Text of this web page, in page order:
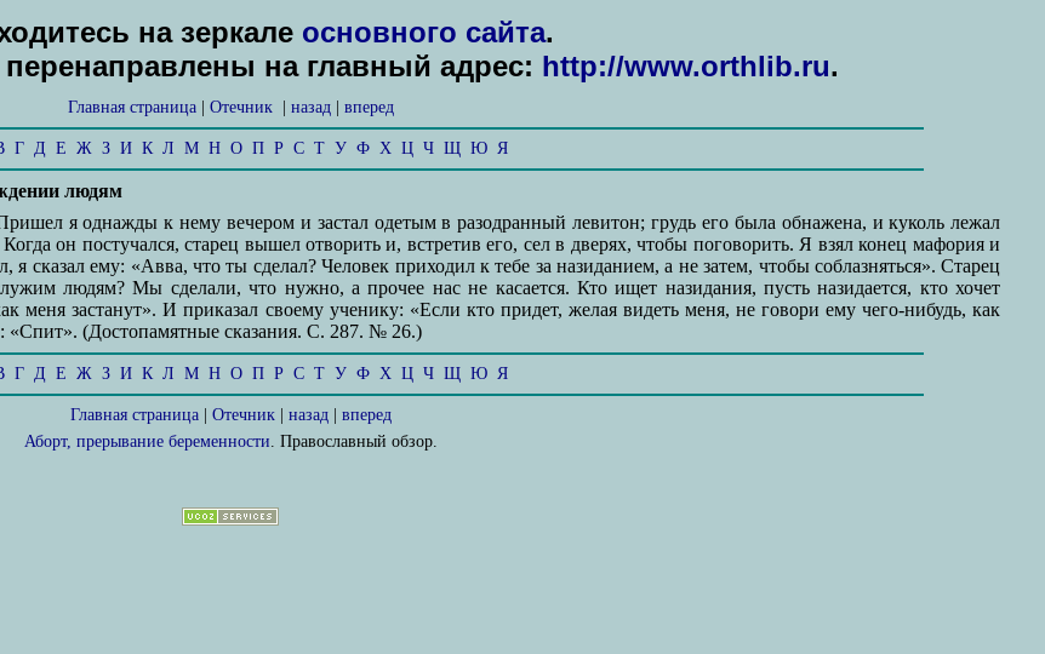
на зеркале основного сайта.
на главный адрес: http://www.orthlib.ru.
Главная страница| Отечник| назад| вперед
Г Д Е Ж З И К Л М Н О П Р С Т У Ф Х Ц Ч Щ Ю Я
людям
я однажды к нему вечером и застал одетым в разодранный левитон; грудь его была обнажена, и куколь лежал
он постучался, старец вышел отворить и, встретив его, сел в дверях, чтобы поговорить. Я взял конец мафория и
сказал ему: «Авва, что ты сделал? Человек приходил к тебе за назиданием, а не затем, чтобы соблазняться». Старец
людям? Мы сделали, что нужно, а прочее нас не касается. Кто ищет назидания, пусть назидается, кто хочет
меня застанут». И приказал своему ученику: «Если кто придет, желая видеть меня, не говори ему чего-нибудь, как
(Достопамятные сказания. С. 287. № 26.)
Г Д Е Ж З И К Л М Н О П Р С Т У Ф Х Ц Ч Щ Ю Я
Главная страница| Отечник| назад| вперед
Аборт, прерывание беременности . Православный обзор.